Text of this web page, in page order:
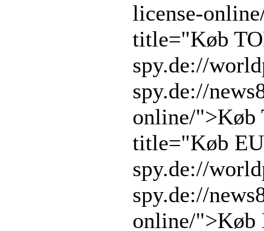
license-
title="Køb
spy.de://
spy.de://
online/">Køb
title="Køb
spy.de://
spy.de://
online/">Køb